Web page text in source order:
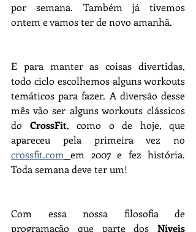
por semana. Também já tivemos
ontem e vamos ter de novo amanhã.
E para manter as coisas divertidas,
todo ciclo escolhemos alguns workouts
temáticos para fazer. A diversão desse
mês vão ser alguns workouts clássicos
do CrossFit, como o de hoje, que
crossfit.com em 2007 e fez história.
Toda semana deve ter um!
Com essa nossa filosofia de
programação que parte dos Níveis